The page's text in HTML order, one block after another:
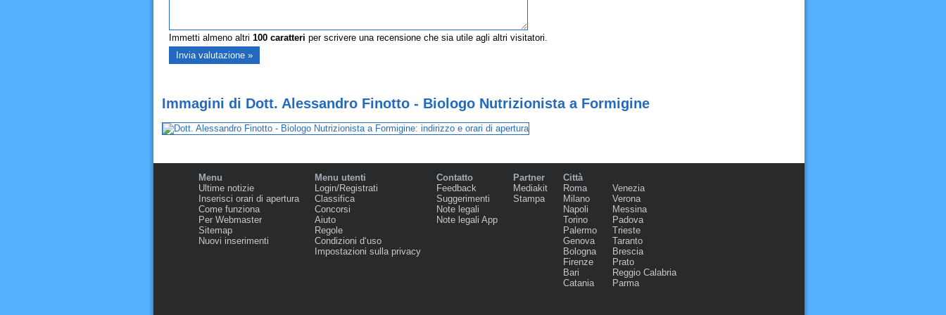
Immetti almeno altri 100caratteri per scrivere una recensione che sia utile agli altri visitatori.
Immagini di Dott. Alessandro Finotto - Biologo Nutrizionista a Formigine
Menu
Ultime notizie
Inserisci orari di apertura
Come funziona
Per Webmaster
Sitemap
Nuovi inserimenti
Menu utenti
Login/Registrati
Classifica
Concorsi
Aiuto
Regole
Condizioni d‘uso
Impostazioni sulla privacy
Contatto
Feedback
Suggerimenti
Note legali
Note legali App
Partner
Mediakit
Stampa
Città
Roma
Milano
Napoli
Torino
Palermo
Genova
Bologna
Firenze
Bari
Catania
Venezia
Verona
Messina
Padova
Trieste
Taranto
Brescia
Prato
Reggio Calabria
Parma